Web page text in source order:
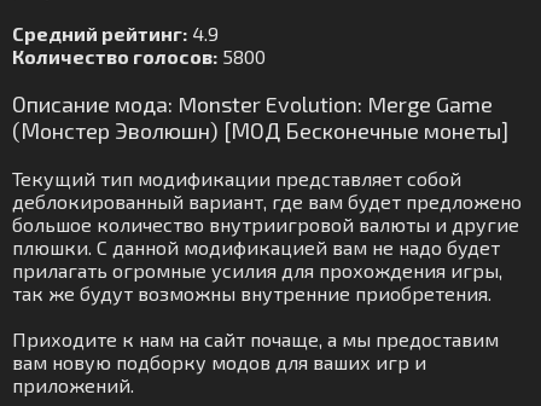
Средний рейтинг: 4.9
Количество голосов: 5800
Описание мода: Monster Evolution: Merge Game
(Монстер Эволюшн) [МОД Бесконечные монеты]
Текущий тип модификации представляет собой
деблокированный вариант, где вам будет предложено
большое количество внутриигровой валюты и другие
плюшки. С данной модификацией вам не надо будет
прилагать огромные усилия для прохождения игры,
так же будут возможны внутренние приобретения.
Приходите к нам на сайт почаще, а мы предоставим
вам новую подборку модов для ваших игр и
приложений.